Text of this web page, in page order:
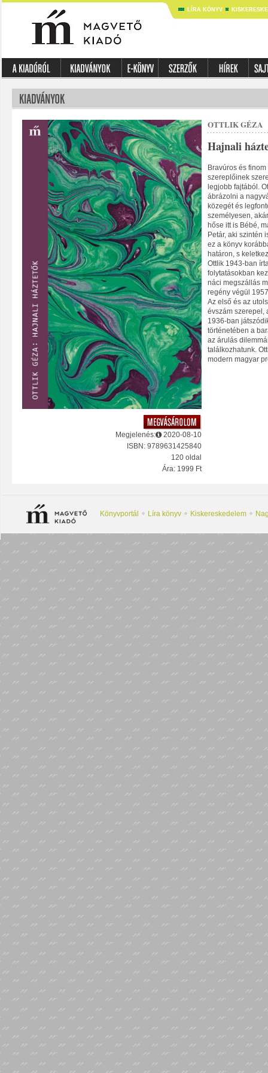
LÍRA KÖNYV
Megjelenés:
2020-08-10
ISBN: 9789631425840
120 oldal
Ára: 1999 Ft
OTTLIK GÉZA
Hajnali
Bravúros és
szereplőinek
legjobb fajtából.
ábrázolni a
közegét és
személyesen,
hőse itt is Bébé,
Petár, aki szintén
ez a könyv
határon, s
Ottlik 1943-ban
folytatásokban
náci megszállás
regény végül
Az első és az
évszám szerepel,
1936-ban
történetében a
az árulás
találkozhatunk.
modern magyar
Könyvportál Líra könyv Kiskereskedelem